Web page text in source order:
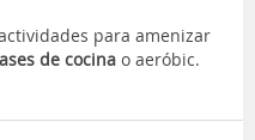
para amenizar
de cocina o aeróbic.